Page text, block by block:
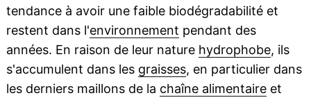
tendance à avoir une faible biodégradabilité et
restent dans l'environnement pendant des
années. En raison de leur nature hydrophobe, ils
s'accumulent dans les graisses, en particulier dans
les derniers maillons de la chaîne alimentaireet